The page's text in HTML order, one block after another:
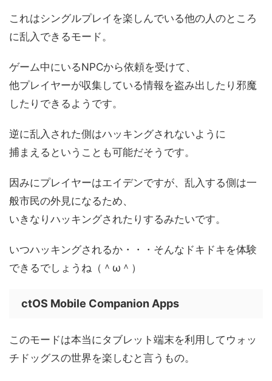
これはシングルプレイを楽しんでいる他の人のところ
に乱入できるモード。
ゲーム中にいるNPCから依頼を受けて、
他プレイヤーが収集している情報を盗み出したり邪魔
したりできるようです。
逆に乱入された側はハッキングされないように
捕まえるということも可能だそうです。
因みにプレイヤーはエイデンですが、乱入する側は一
般市民の外見になるため、
いきなりハッキングされたりするみたいです。
いつハッキングされるか・・・そんなドキドキを体験
できるでしょうね（＾ω＾）
ctOS Mobile Companion Apps
このモードは本当にタブレット端末を利用してウォッ
チドッグスの世界を楽しむと言うもの。